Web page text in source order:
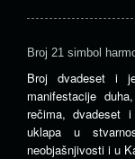
Broj 21 simbol
Broj dvadeset i
manifestacije
rečima, dvadeset
uklapa u
neobjašnjivosti i u